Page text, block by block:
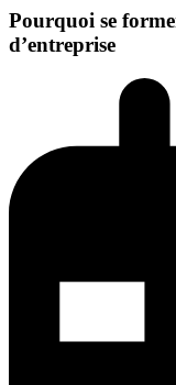
Pourquoi se
d’entreprise